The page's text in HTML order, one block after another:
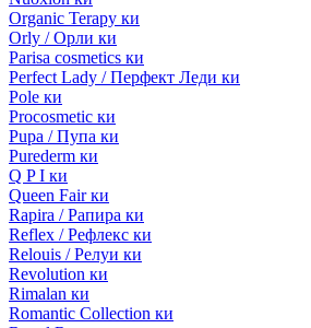
Organic Terapy ки
Orly / Орли ки
Parisa cosmetics ки
Perfect Lady / Перфект Леди ки
Pole ки
Procosmetic ки
Pupa / Пупа ки
Purederm ки
Q P I ки
Queen Fair ки
Rapira / Рапира ки
Reflex / Рефлекс ки
Relouis / Релуи ки
Revolution ки
Rimalan ки
Romantic Collection ки